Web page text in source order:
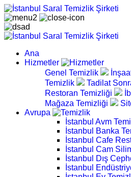
Ana
Hizmetler
Genel Temizlik
Temizlik
Tadilat
Restoran Temizliği
Mağaza Temizliği
Avrupa
İstanbul Avm
İstanbul Banka
İstanbul Cafe
İstanbul Cam
İstanbul Dış
İstanbul